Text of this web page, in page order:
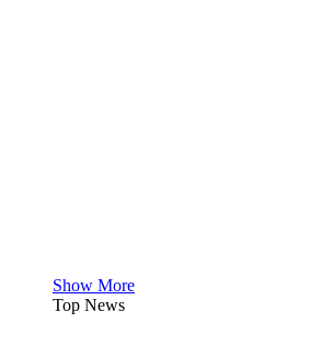
Show More
Top News